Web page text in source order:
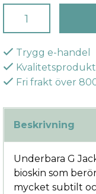
Trygg e-handel
Fri frakt över
Beskrivning
Underbara G
bioskin som
mycket subtilt